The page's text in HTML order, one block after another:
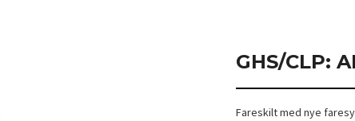
GHS/CLP:
Fareskilt med nye